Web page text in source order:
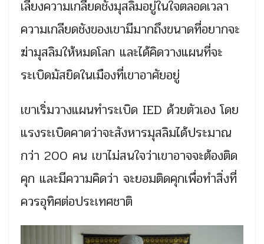
เลี้ยงความเกลียดชังมุสลิมอยู่ในใจตลอดเวลา
ความเกลียดชังของเขามีมากถึงขนาดที่อยากจะ
ฆ่ามุสลิมให้หมดโลก และได้คิดวางแผนที่จะ
ระเบิดมัสยิดในเมืองที่เขาอาศัยอยู่
เขาเริ่มวางแผนทำระเบิด IED ด้วยตัวเอง โดย
แรงระเบิดคาดว่าจะสังหารมุสลิมได้ประมาณ
กว่า 200 คน เขาไม่สนใจว่าเขาอาจจะต้องติด
คุก และมีความคิดว่า จะยอมติดคุกเพื่อทำสิ่งที่
ควรอุทิศต่อประเทศชาติ